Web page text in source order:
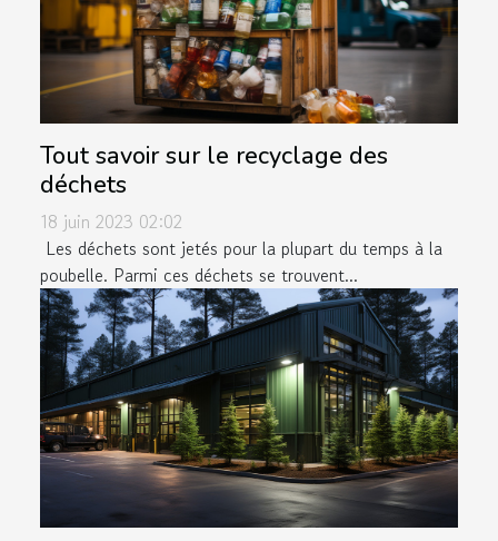
Tout savoir sur le recyclage des
déchets
18 juin 2023 02:02
Les déchets sont jetés pour la plupart du temps à la
poubelle. Parmi ces déchets se trouvent...